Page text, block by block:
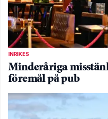
INRIKES
Minderåriga
föremål på pub